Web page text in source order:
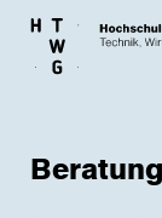
Skip to main
Beratung